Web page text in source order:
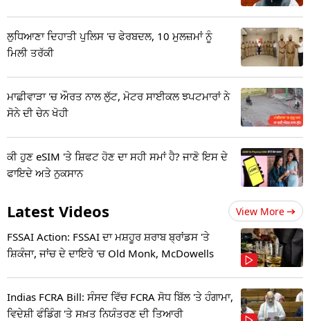
ਲੁਧਿਆਣਾ ਦਿਹਾਤੀ ਪੁਲਿਸ 'ਚ ਫੇਰਬਦਲ, 10 ਮੁਲਜ਼ਮਾਂ ਨੂੰ
ਮਿਲੀ ਤਰੱਕੀ
ਮਾਛੀਵਾੜਾ 'ਚ ਔਰਤ ਨਾਲ ਲੁੱਟ, ਮੋਟਰ ਸਾਈਕਲ ਝਪਟਮਾਰਾਂ ਨੇ
ਸੋਨੇ ਦੀ ਚੇਨ ਖੋਹੀ
ਕੀ ਹੁਣ eSIM 'ਤੇ ਸ਼ਿਫਟ ਹੋਣ ਦਾ ਸਹੀ ਸਮਾਂ ਹੈ? ਜਾਣੋ ਇਸ ਦੇ
ਫਾਇਦੇ ਅਤੇ ਨੁਕਸਾਨ
Latest Videos View More
FSSAI Action: FSSAI ਦਾ ਮਸ਼ਹੂਰ ਸ਼ਰਾਬ ਬ੍ਰਾਂਡਸ 'ਤੇ
ਸ਼ਿਕੰਜਾ, ਜਾਂਚ ਦੇ ਦਾਇਰੇ 'ਚ Old Monk, McDowells
Indias FCRA Bill: ਸੰਸਦ ਵਿੱਚ FCRA ਸੋਧ ਬਿੱਲ 'ਤੇ ਹੰਗਾਮਾ,
ਵਿਦੇਸ਼ੀ ਫੰਡਿੰਗ 'ਤੇ ਸਖ਼ਤ ਨਿਯੰਤਰਣ ਦੀ ਤਿਆਰੀ